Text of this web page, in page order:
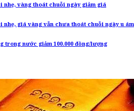
nhẹ, vàng thoát chuỗi ngày giảm giá
nhẹ, giá vàng vẫn chưa thoát chuỗi ngày u ám
trong nước giảm 100.000 đồng/lượng